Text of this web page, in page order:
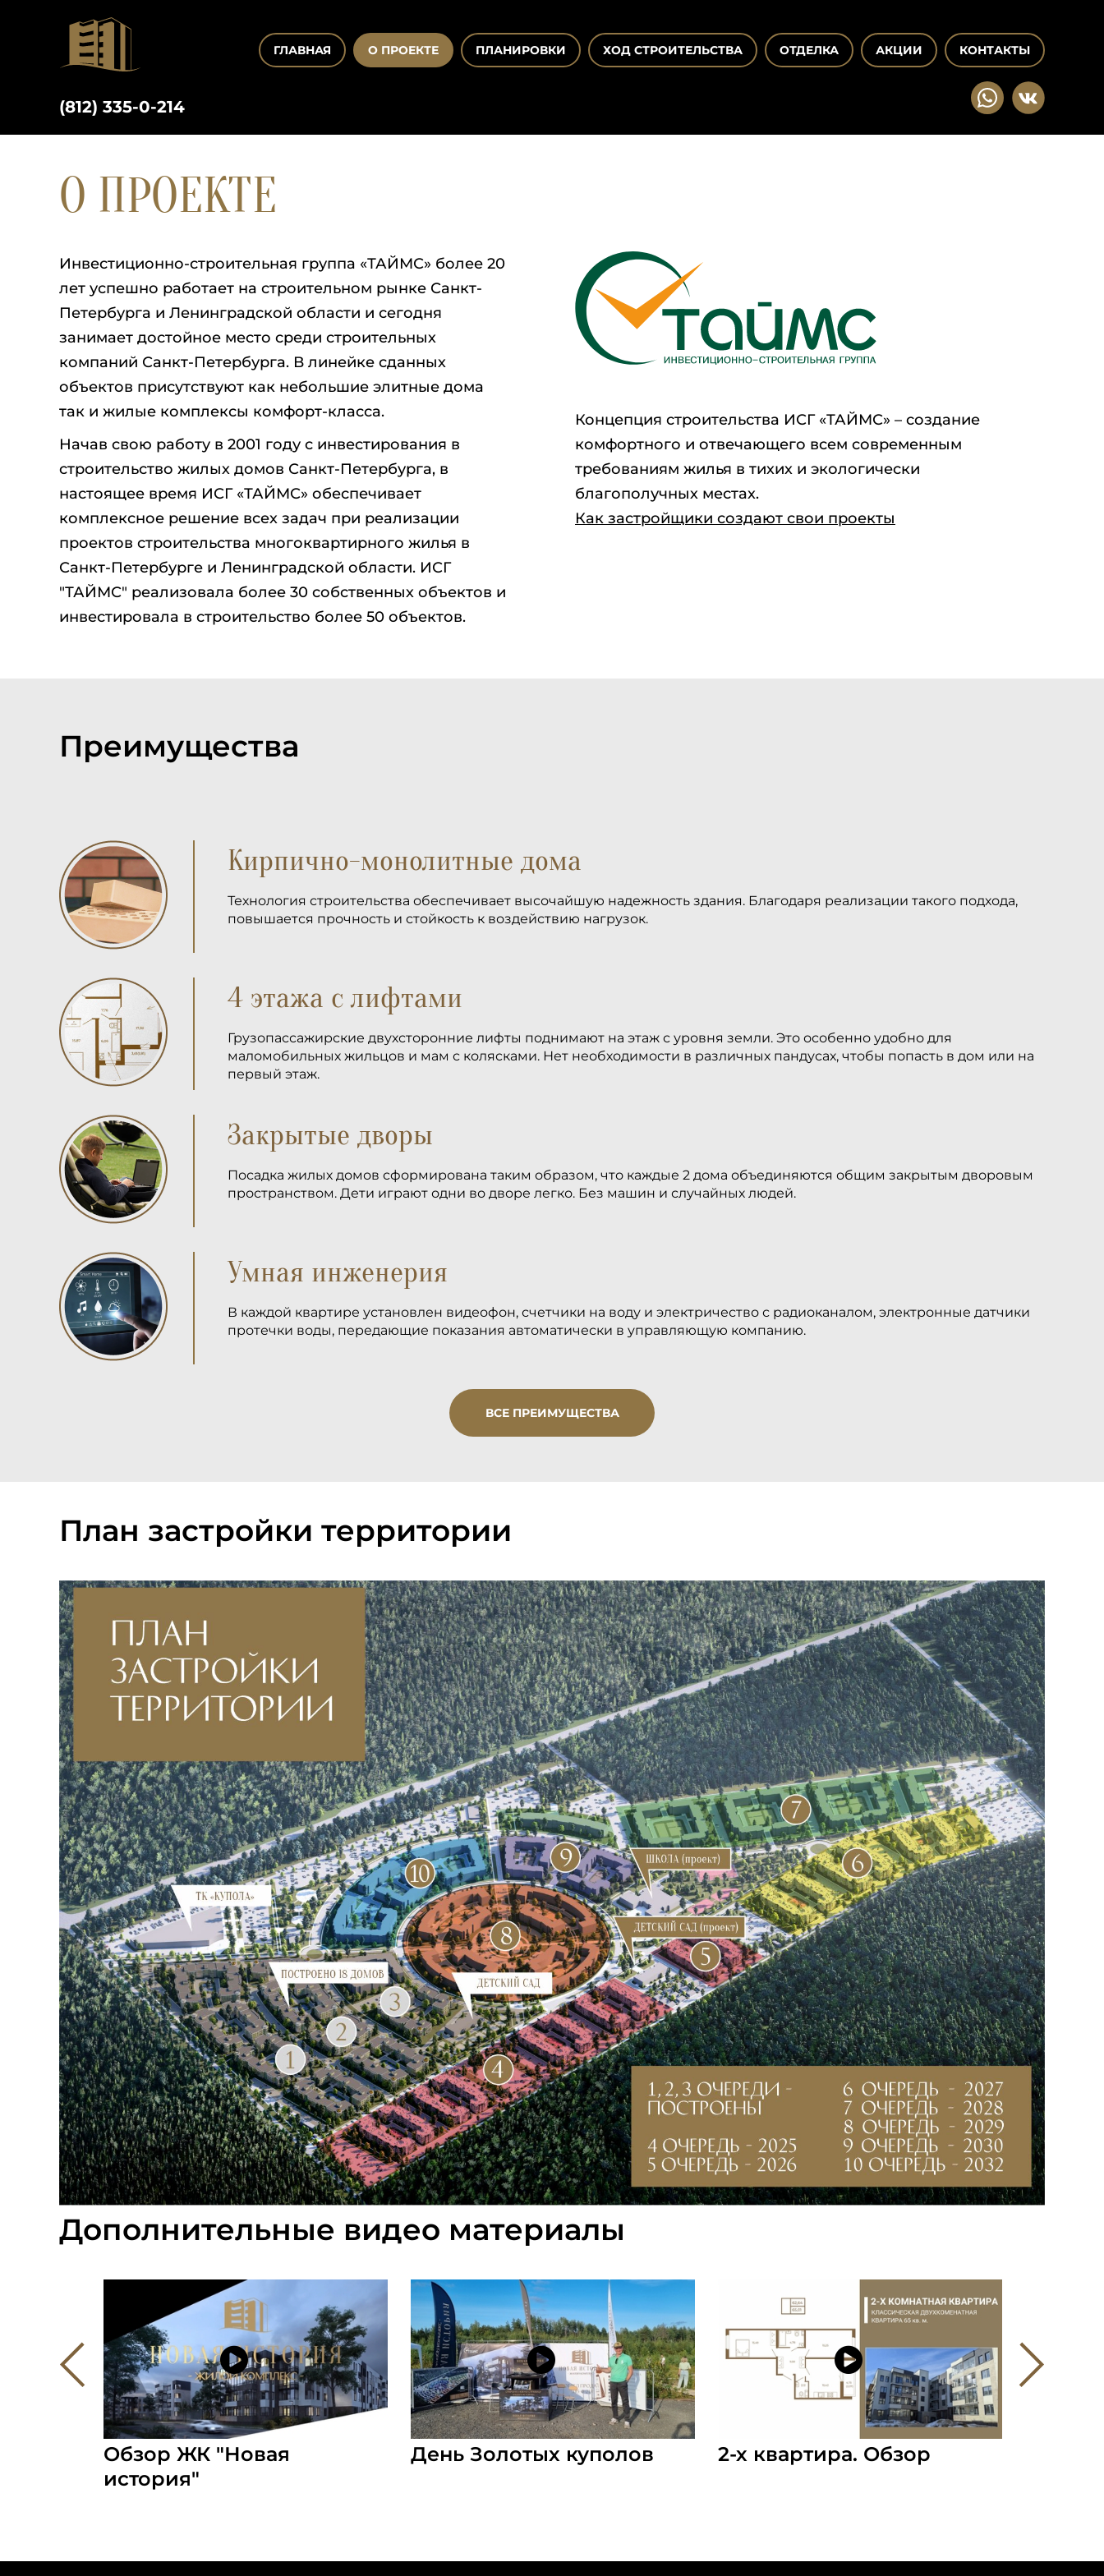
ГЛАВНАЯ О ПРОЕКТЕ ПЛАНИРОВКИ ХОД СТРОИТЕЛЬСТВА ОТДЕЛКА АКЦИИ КОНТАКТЫ
(812) 335-0-214
О ПРОЕКТЕ
Концепция строительства ИСГ «ТАЙМС» – создание
комфортного и отвечающего всем современным
требованиям жилья в тихих и экологически
благополучных местах.
Как застройщики создают свои проекты
Инвестиционно-строительная группа «ТАЙМС» более 20
лет успешно работает на строительном рынке Санкт-
Петербурга и Ленинградской области и сегодня
занимает достойное место среди строительных
компаний Санкт-Петербурга. В линейке сданных
объектов присутствуют как небольшие элитные дома
так и жилые комплексы комфорт-класса.
Начав свою работу в 2001 году с инвестирования в
строительство жилых домов Санкт-Петербурга, в
настоящее время ИСГ «ТАЙМС» обеспечивает
комплексное решение всех задач при реализации
проектов строительства многоквартирного жилья в
Санкт-Петербурге и Ленинградской области. ИСГ
"ТАЙМС" реализовала более 30 собственных объектов и
инвестировала в строительство более 50 объектов.
Преимущества
Кирпично-монолитные дома
Технология строительства обеспечивает высочайшую надежность здания. Благодаря реализации такого подхода,
повышается прочность и стойкость к воздействию нагрузок.
4 этажа с лифтами
Грузопассажирские двухсторонние лифты поднимают на этаж с уровня земли. Это особенно удобно для
маломобильных жильцов и мам с колясками. Нет необходимости в различных пандусах, чтобы попасть в дом или на
первый этаж.
Закрытые дворы
Посадка жилых домов сформирована таким образом, что каждые 2 дома объединяются общим закрытым дворовым
пространством. Дети играют одни во дворе легко. Без машин и случайных людей.
Умная инженерия
В каждой квартире установлен видеофон, счетчики на воду и электричество с радиоканалом, электронные датчики
протечки воды, передающие показания автоматически в управляющую компанию.
ВСЕ ПРЕИМУЩЕСТВА
План застройки территории
Дополнительные видео материалы
Обзор ЖК "Новая
история"
День Золотых куполов 2-х квартира. Обзор